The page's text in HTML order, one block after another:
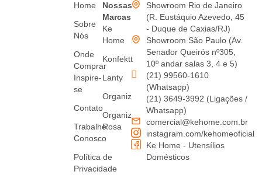
Home
Sobre
Nós
Onde
Comprar
Inspire-
se
Contato
Trabalhe
Conosco
Política de
Privacidade
Nossas
Marcas
Ke
Home
Konfektt
Lanty
Organiz
Organiz
Rosa
Showroom Rio de Janeiro
(R. Eustáquio Azevedo, 45
- Duque de Caxias/RJ)
Showroom São Paulo (Av.
Senador Queirós nº305,
10º andar salas 3, 4 e 5)
(21) 99560-1610
(Whatsapp)
(21) 3649-3992 (Ligações /
Whatsapp)
comercial@kehome.com.br
instagram.com/kehomeoficial
Ke Home - Utensílios
Domésticos